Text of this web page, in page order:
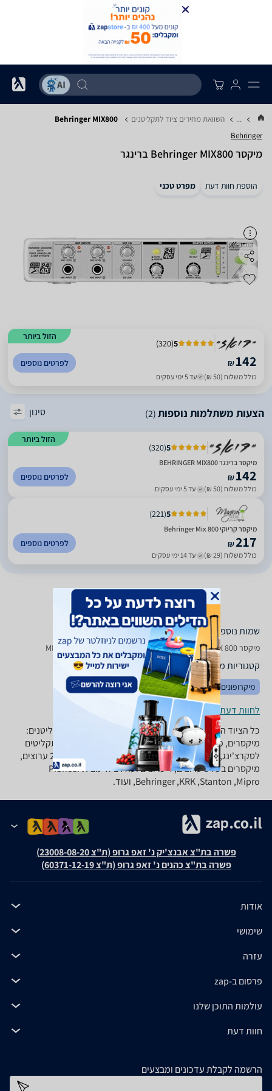
... השוואת מחירים ציוד לתקליטנים Behringer MIX800
Behringer
‏מיקסר Behringer MIX800 ברינגר
הוספת חוות דעת מפרט טכני
הזול ביותר
5
(
320
)
₪142
כולל משלוח (50 ₪) עד 5 ימי עסקים
לפרטים נוספים
הצעות משתלמות נוספות(2) סינון
הזול ביותר
5
(
320
)
מיקסר ברינגר BEHRINGER MIX800
₪142
כולל משלוח (50 ₪) עד 5 ימי עסקים
לפרטים נוספים
5
(
221
)
מיקסר קריוקי Behringer Mix 800
₪217
כולל משלוח (29 ₪) עד 14 ימי עסקים
לפרטים נוספים
שמות נוספים לדגם
‏מיקסר Behringer MIX 800 ברינגר, MIX800 ברינגר , ברינגר MIX800
קטגוריות משלימות
מיקרופונים אקוסטיקה
לחוות דעת ופרטי החנויות
כל הציוד הנחוץ לדי-ג'יי בקטגוריה זו. השוו מחירי ציוד לתקליטנים:
מיקסרים, פטיפונים, מיקרופונים, תאורות, ערכות קריוקי, תקליטים
לסקרצ'ינג, מולטי אפקט, קומפקט דיסקים, מיקסרים בעל 2 ערוצים,
מיקסרים בעל 3 ערוצים, 4 ערוצים ועוד. ציוד מבית Pioneer
,Behringer ,KRK ,Stanton ,Mipro ועוד.
פשרה בת"צ אבנצ'יק נ' זאפ גרופ (ת"צ 23008-08-20)
פשרה בת"צ כהנים נ' זאפ גרופ (ת"צ 60371-12-19)
אודות
שימושי
עזרה
פרסום ב-zap
עולמות התוכן שלנו
חוות דעת
הרשמה לקבלת עדכונים ומבצעים